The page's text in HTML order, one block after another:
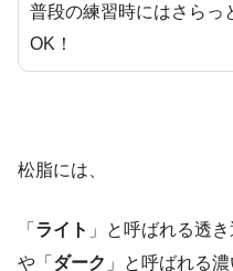
普段の練習時にはさらっ
OK！
松脂には、
「 ライト 」と呼ばれる透
や「 ダーク 」と呼ばれる